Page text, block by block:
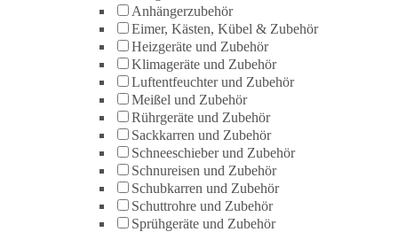
Anhängerzubehör
Eimer, Kästen, Kübel & Zubehör
Heizgeräte und Zubehör
Klimageräte und Zubehör
Luftentfeuchter und Zubehör
Meißel und Zubehör
Rührgeräte und Zubehör
Sackkarren und Zubehör
Schneeschieber und Zubehör
Schnureisen und Zubehör
Schubkarren und Zubehör
Schuttrohre und Zubehör
Sprühgeräte und Zubehör